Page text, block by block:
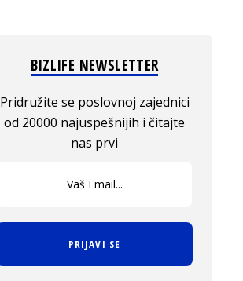
BIZLIFE NEWSLETTER
Pridružite se poslovnoj zajednici
od 20000 najuspešnijih i čitajte
nas prvi
PRIJAVI SE